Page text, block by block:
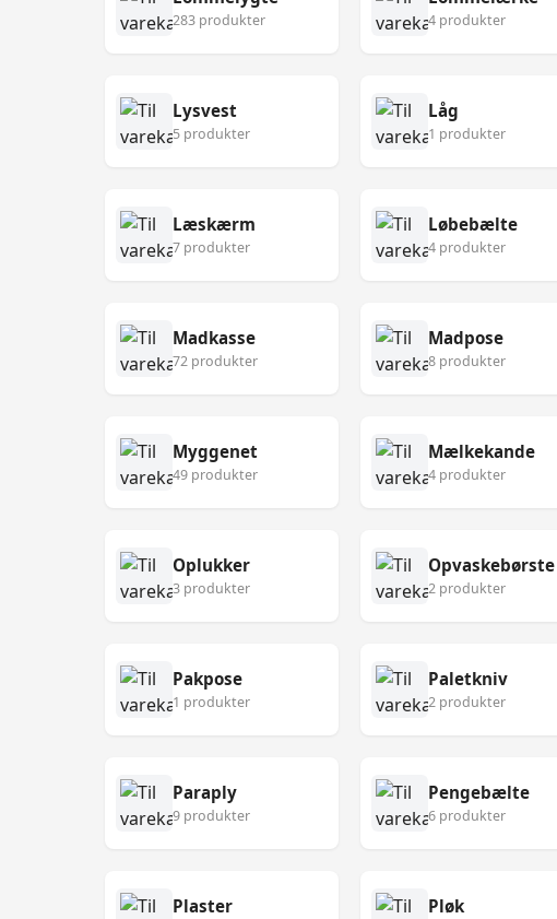
283 produkter 4 produkter
Lysvest
5 produkter
Låg
1 produkter
Læskærm
7 produkter
Løbebælte
4 produkter
Madkasse
72 produkter
Madpose
8 produkter
Myggenet
49 produkter
Mælkekande
4 produkter
Oplukker
3 produkter
Opvaskebørste
2 produkter
Pakpose
1 produkter
Paletkniv
2 produkter
Paraply
9 produkter
Pengebælte
6 produkter
Plaster Pløk